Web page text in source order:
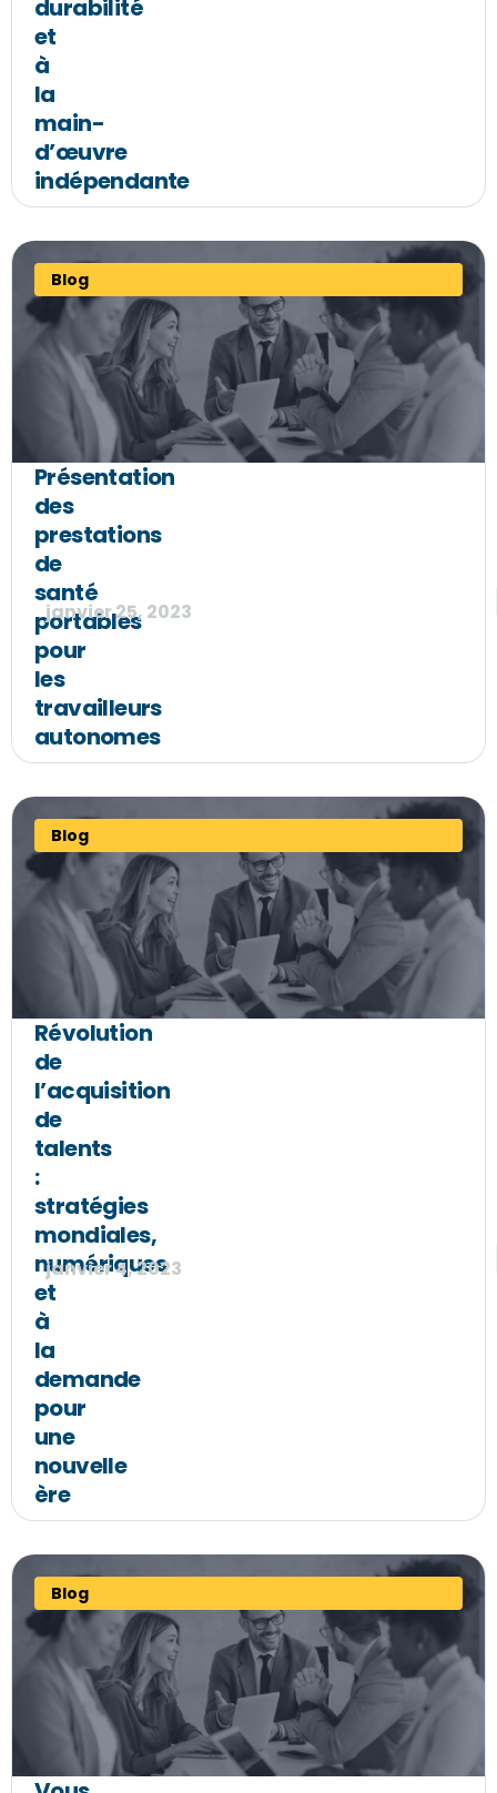
durabilité
et
à
la
main-
d’œuvre
indépendante
Blog
Présentation
des
prestations
de
santé
portables
pour
les
travailleurs
autonomes
janvier 25, 2023
Blog
Révolution
de
l’acquisition
de
talents
:
stratégies
mondiales,
numériques
et
à
la
demande
pour
une
nouvelle
ère
janvier 4, 2023
Blog